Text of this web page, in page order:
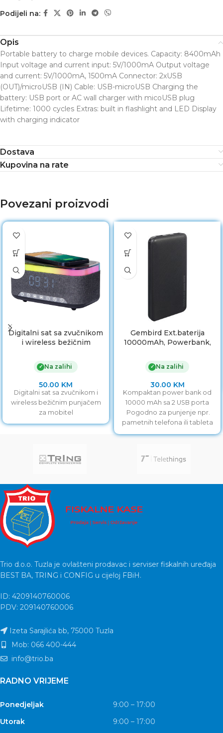
Podijeli na:
Opis
Portable battery to charge mobile devices. Capacity: 8400mAh
Input voltage and current input: 5V/1000mA Output voltage
and current: 5V/1000mA, 1500mA Connector: 2xUSB
(OUT)/microUSB (IN) Cable: USB-microUSB Charging the
battery: USB port or AC wall charger with micoUSB plug
Lifetime: 1000 cycles Extras: built in flashlight and LED Display
with charging indicator
Dostava
Kupovina na rate
Povezani proizvodi
Digitalni sat sa zvučnikom
i wireless bežičnim
✓ Na zalihi
50.00 KM
Digitalni sat sa zvučnikom i
wireless bežičnim punjačem
za mobitel
Gembird Ext.baterija
10000mAh, Powerbank,
✓ Na zalihi
30.00 KM
Kompaktan power bank od
10000 mAh sa 2 USB porta
Pogodno za punjenje npr.
pametnih telefona ili tableta
Ugrađena zaštita
Trio d.o.o. Tuzla je ovlašteni prodavac i serviser fiskalnih uređaja
BEST BA, TRING i CONFIG u cijeloj FBiH.
ID: 4209140760006
PDV: 209140760006
Izeta Sarajlića bb, 75000 Tuzla
Mob: 066 400-444
info@trio.ba
RADNO VRIJEME
Ponedjeljak
9:00 – 17:00
Utorak
9:00 – 17:00